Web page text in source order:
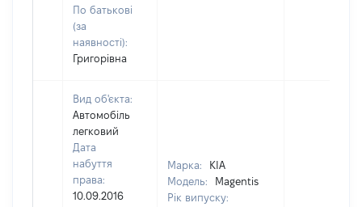
По батькові
(за
наявності):
Григорівна
Вид об'єкта:
Автомобіль
легковий
Дата
набуття
права:
10.09.2016
Марка:
KIA
Модель:
Magentis
Рік випуску: